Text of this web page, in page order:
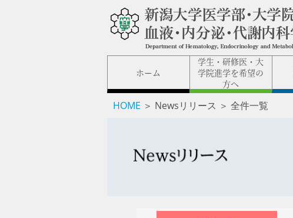
ホーム
学生・研修医・大
学院進学を希望の
方へ
HOME ＞ Newsリリース ＞ 全件一覧